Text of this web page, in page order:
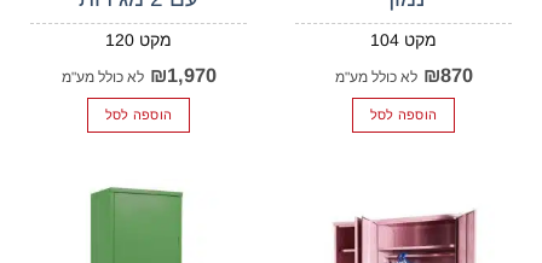
104
₪870 לא כולל מע"מ
הוספה לסל
120
₪1,970 לא כולל מע"מ
הוספה לסל